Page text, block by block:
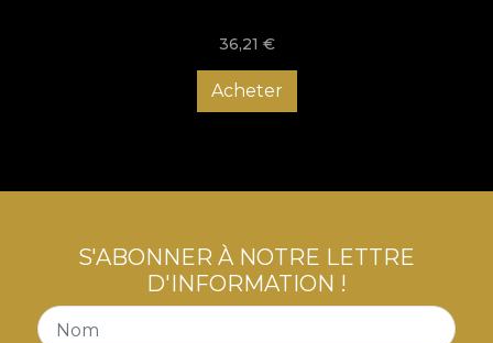
36,21 €
Acheter
S'ABONNER À NOTRE LETTRE
D'INFORMATION !
Nom